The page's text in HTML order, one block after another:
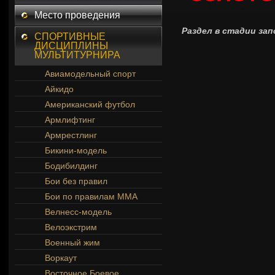
Место проведения
СПОРТИВНЫЕ
ДИСЦИПЛИНЫ
МУЛЬТИТУРНИРА
Авиамодельный спорт
Айкидо
Американский футбол
Армлифтинг
Армрестлинг
Бикини-модель
Бодибилдинг
Бои без правил
Бои по правилам ММА
Велнесс-модель
Велоэкстрим
Военный жим
Воркаут
Раздел в стадии